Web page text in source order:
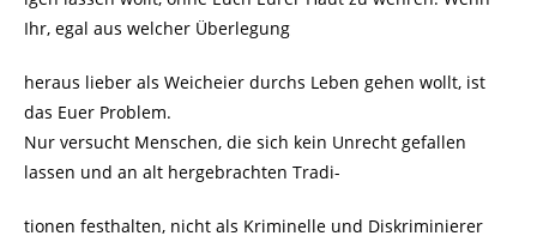
Ihr, egal aus welcher Überlegung
heraus lieber als Weicheier durchs Leben gehen wollt, ist
das Euer Problem.
Nur versucht Menschen, die sich kein Unrecht gefallen
lassen und an alt hergebrachten Tradi-
tionen festhalten, nicht als Kriminelle und Diskriminierer